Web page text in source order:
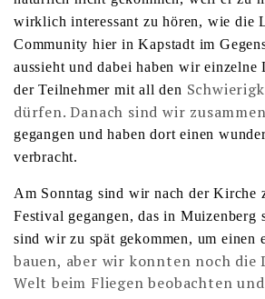
wirklich interessant zu hören, wie die
Community hier in Kapstadt im
aussieht und dabei haben wir einzelne
der Teilnehmer mit all den
dürfen. Danach sind wir
gegangen und haben dort einen
verbracht.
Am Sonntag sind wir nach der Kirche
Festival gegangen, das in Muizenberg
sind wir zu spät gekommen, um einen
bauen, aber wir konnten noch die
Welt beim Fliegen beobachten